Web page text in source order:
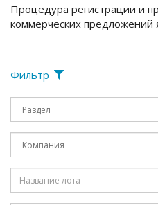
Процедура регистрации и
коммерческих предложений
Фильтр